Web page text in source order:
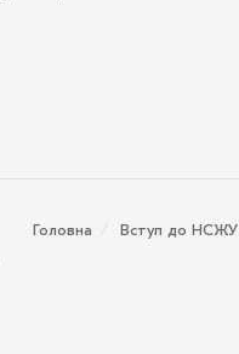
Головна Вступ до НСЖУ